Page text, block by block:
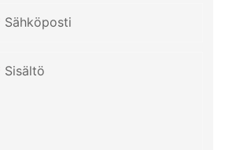
Sähköposti
Sisältö